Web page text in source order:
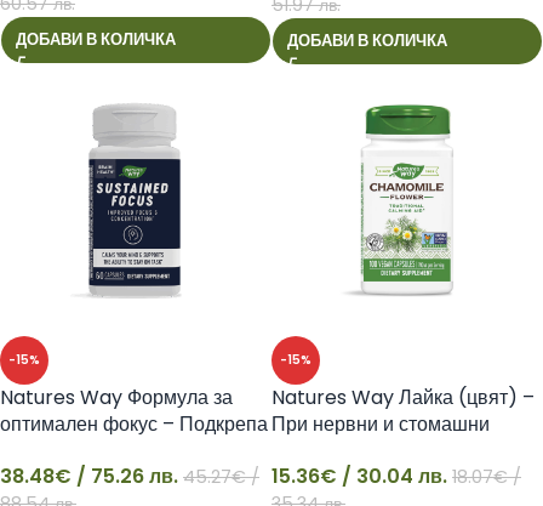
ДОБАВИ В КОЛИЧКА ДОБАВИ В КОЛИЧКА
-15%
38
Natures Way Формула за
оптимален фокус – Подкрепа
труд, 60 капсули
38.48€ / 75.26 лв. 45.27€/
-15%
15
Natures Way Лайка (цвят) –
При нервни и стомашни
15.36€ / 30.04 лв. 18.07€/